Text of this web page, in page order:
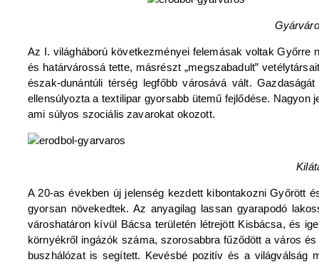
Az I. világháború következményei felemásak voltak Győrre
és határvárossá tette, másrészt „megszabadult”
észak-dunántúli térség legfőbb városává vált.
ellensúlyozta a textilipar gyorsabb ütemű fejlődése.
ami súlyos szociális zavarokat okozott.
A 20-as években új jelenség kezdett kibontakozni Győrött
gyorsan növekedtek. Az anyagilag lassan gyarapodó
városhatáron kívül Bácsa területén létrejött Kisbácsa, és
környékről ingázók száma, szorosabbra fűződött a város
buszhálózat is segített. Kevésbé pozitív és a világválság